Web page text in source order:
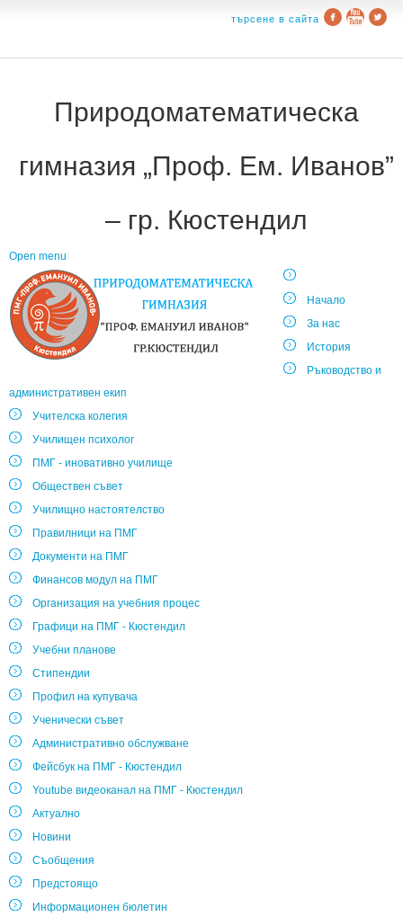
търсене в сайта
Природоматематическа
гимназия „Проф. Ем. Иванов”
– гр. Кюстендил
Open menu
Начало
За нас
История
Ръководство и
административен екип
Учителска колегия
Училищен психолог
ПМГ - иновативно училище
Обществен съвет
Училищно настоятелство
Правилници на ПМГ
Документи на ПМГ
Финансов модул на ПМГ
Организация на учебния процес
Графици на ПМГ - Кюстендил
Учебни планове
Стипендии
Профил на купувача
Ученически съвет
Административно обслужване
Фейсбук на ПМГ - Кюстендил
Youtube видеоканал на ПМГ - Кюстендил
Актуално
Новини
Съобщения
Предстоящо
Информационен бюлетин